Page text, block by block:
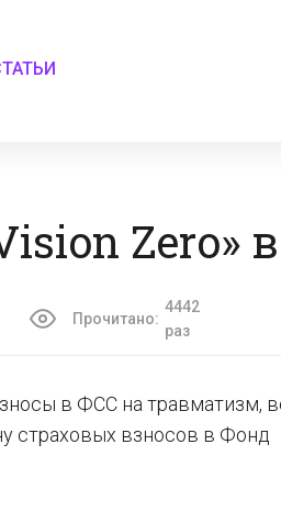
Zero»
Прочитано:
4442
раз
в ФСС на травматизм,
страховых взносов в Фонд